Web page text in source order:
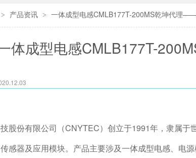
> 产品资讯 > 一体成型电感CMLB177T-200MS乾坤代理
体成型电感CMLB177T-
股份有限公司（CNYTEC）创立于1991年，隶属
感器及应用模块。产品主要涉及一体成型电感、电